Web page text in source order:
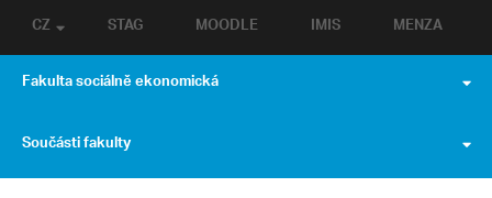
STAG MOODLE IMIS MENZA
CZ
Fakulta sociálně ekonomická
Součásti fakulty